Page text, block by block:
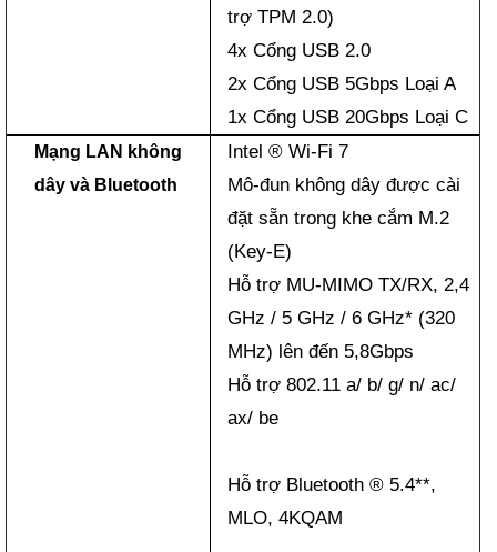
trợ TPM 2.0)
4x Cổng USB 2.0
2x Cổng USB 5Gbps Loại A
1x Cổng USB 20Gbps Loại C
Mạng LAN không
dây và Bluetooth
Intel ® Wi-Fi 7
Mô-đun không dây được cài
đặt sẵn trong khe cắm M.2
(Key-E)
Hỗ trợ MU-MIMO TX/RX, 2,4
GHz / 5 GHz / 6 GHz* (320
MHz) lên đến 5,8Gbps
Hỗ trợ 802.11 a/ b/ g/ n/ ac/
ax/ be
Hỗ trợ Bluetooth ® 5.4**,
MLO, 4KQAM